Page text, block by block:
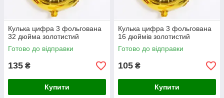
Кулька цифра 3 фольгована
32 дюйма золотистий
Готово до відправки
135 ₴
Купити
Кулька цифра 3 фольгована
16 дюймів золотистий
Готово до відправки
105 ₴
Купити